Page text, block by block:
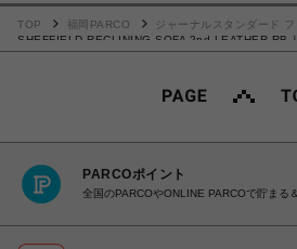
TOP 福岡PARCO
ジャーナルスタンダード
SHEFFIELD RECLINING SOFA 2nd LEATHER RB
ルド レザー 電動ソファ 700
PARCOポイント
全国のPARCOやONLINE PARCOで貯まる